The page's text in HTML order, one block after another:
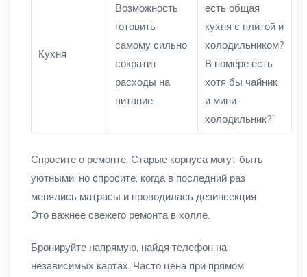
Кухня
Возможность
готовить
самому сильно
сократит
расходы на
питание.
есть общая
кухня с плитой и
холодильником?
В номере есть
хотя бы чайник
и мини-
холодильник?”
Спросите о ремонте. Старые корпуса могут быть
уютными, но спросите, когда в последний раз
менялись матрасы и проводилась дезинсекция.
Это важнее свежего ремонта в холле.
Бронируйте напрямую, найдя телефон на
независимых картах. Часто цена при прямом